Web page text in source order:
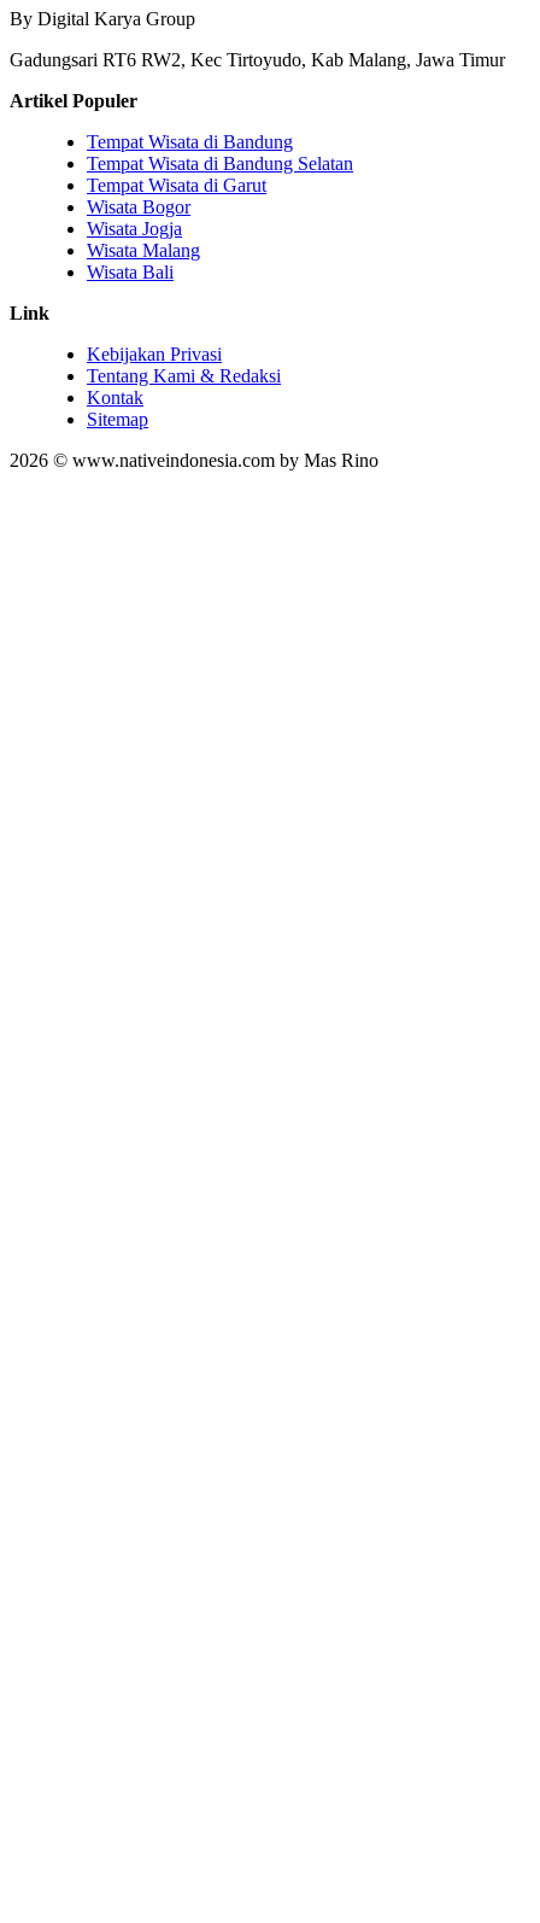
By Digital Karya Group
Gadungsari RT6 RW2, Kec Tirtoyudo, Kab Malang, Jawa Timur
Artikel Populer
Tempat Wisata di Bandung
Tempat Wisata di Bandung Selatan
Tempat Wisata di Garut
Wisata Bogor
Wisata Jogja
Wisata Malang
Wisata Bali
Link
Kebijakan Privasi
Tentang Kami & Redaksi
Kontak
Sitemap
2026 © www.nativeindonesia.com by Mas Rino